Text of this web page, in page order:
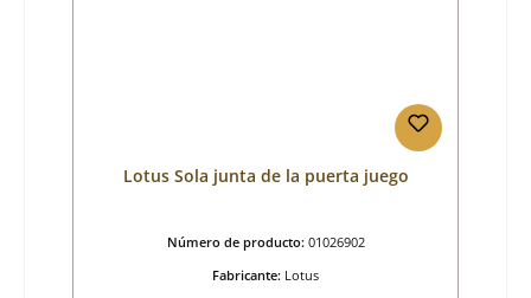
Lotus Sola junta de la puerta juego
Número de producto: 01026902
Fabricante: Lotus